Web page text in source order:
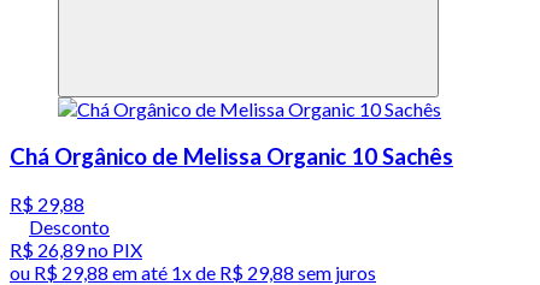
Chá Orgânico de Melissa Organic 10 Sachês
R$ 29,88
Desconto
R$ 26,89no PIX
ou R$ 29,88 em até 1x de R$ 29,88 sem juros